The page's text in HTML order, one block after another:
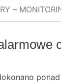
–
ponad